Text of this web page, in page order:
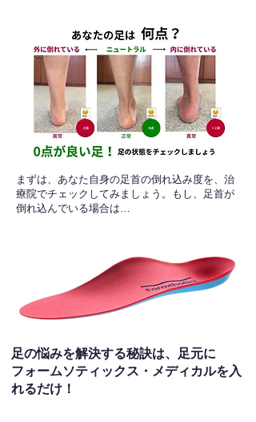
​まずは、あなた自身の足首の倒れ込み度を、治
療院でチェックしてみましょう。もし、足首が
倒れ込んでいる場合は…
足の悩みを解決する秘訣は、足元に
フォームソティックス・メディカルを入
れるだけ！